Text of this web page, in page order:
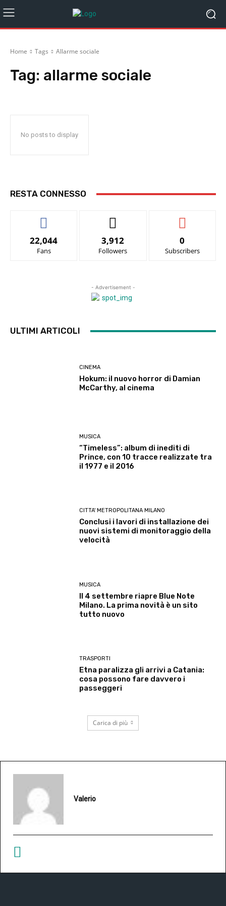
Home Tags Allarme sociale
Tag: allarme sociale
No posts to display
RESTA CONNESSO
22,044
Fans
3,912
Followers
0
Subscribers
- Advertisement -
ULTIMI ARTICOLI
CINEMA
Hokum: il nuovo horror di Damian
McCarthy, al cinema
MUSICA
“Timeless”: album di inediti di
Prince, con 10 tracce realizzate tra
il 1977 e il 2016
CITTA' METROPOLITANA MILANO
Conclusi i lavori di installazione dei
nuovi sistemi di monitoraggio della
velocità
MUSICA
Il 4 settembre riapre Blue Note
Milano. La prima novità è un sito
tutto nuovo
TRASPORTI
Etna paralizza gli arrivi a Catania:
cosa possono fare davvero i
passeggeri
Carica di più
Valerio